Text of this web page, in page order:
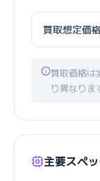
買取想定価格
買取価格は
り異なりま
主要スペ